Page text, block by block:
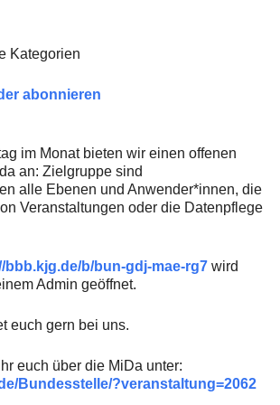
Kategorien
abonnieren
im Monat bieten wir einen offenen
an: Zielgruppe sind
alle Ebenen und Anwender*innen, die
Veranstaltungen oder die Datenpflege
bbb.kjg.de/b/bun-gdj-mae-rg7 wird
Admin geöffnet.
euch gern bei uns.
euch über die MiDa unter:
Bundesstelle/?veranstaltung=2062